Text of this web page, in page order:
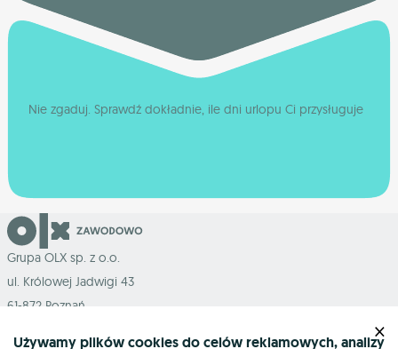
Nie zgaduj. Sprawdź dokładnie, ile dni urlopu Ci przysługuje
Grupa OLX sp. z o.o.
ul. Królowej Jadwigi 43
61-872 Poznań
Używamy plików cookies do celów reklamowych, analizy
×